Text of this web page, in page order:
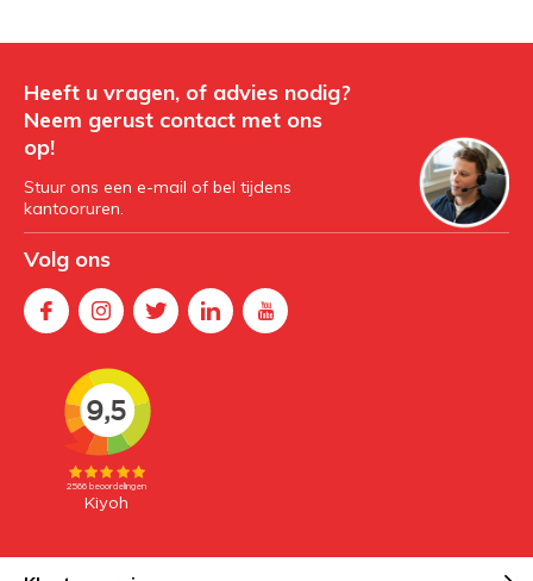
Heeft u vragen, of advies nodig?
Neem gerust contact met ons
op!
Stuur ons een e-mail of bel tijdens
kantooruren.
Volg ons